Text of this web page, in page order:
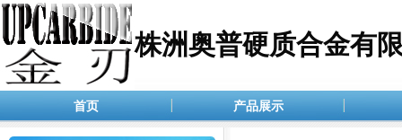
株洲奥普硬质合金有
首页 产品展示